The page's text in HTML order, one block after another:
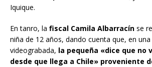
Iquique.
En tanro, la fiscal Camila Albarracín se
niña de 12 años, dando cuenta que, en
videograbada, la pequeña «dice que no
desde que llega a Chile» proveniente